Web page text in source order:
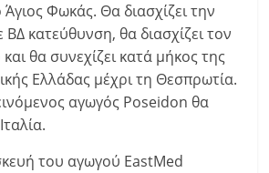
Φωκάς. Θα διασχίζει την
κατεύθυνση, θα διασχίζει τον
θα συνεχίζει κατά μήκος της
Ελλάδας μέχρι τη Θεσπρωτία.
αγωγός Poseidon θα
του αγωγού EastMed